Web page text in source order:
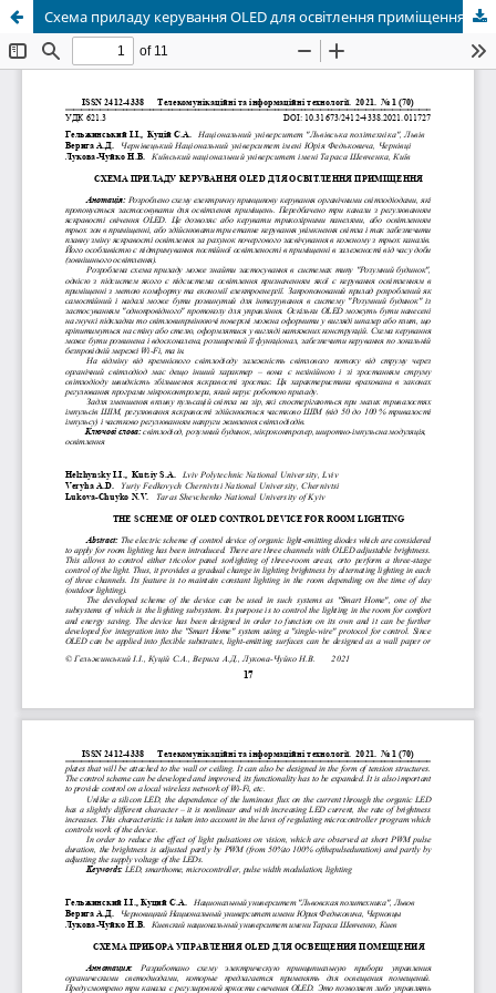
Схема приладу керування OLED для освітлення приміщення